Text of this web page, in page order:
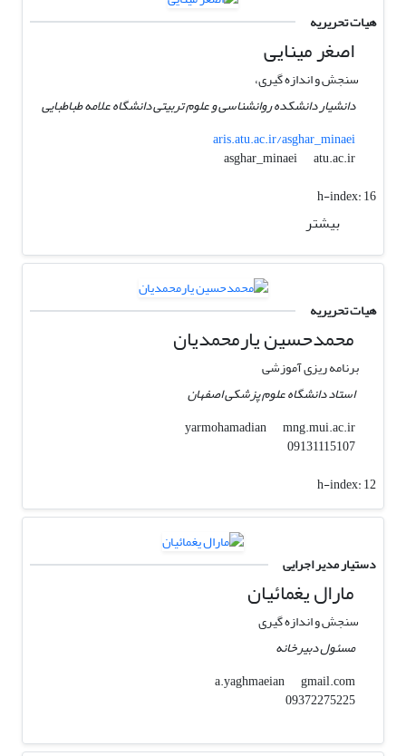
هیات تحریریه
اصغر مینایی
سنجش و اندازه گیری،
دانشیار دانشکده روانشناسی و علوم تربیتی دانشگاه علامه طباطبایی
aris.atu.ac.ir/asghar_minaei
asghar_minaei
atu.ac.ir
h-index:16
بیشتر
هیات تحریریه
محمدحسین یارمحمدیان
برنامه ریزی آموزشی
استاد دانشگاه علوم پزشکی اصفهان
yarmohamadian
mng.mui.ac.ir
09131115107
h-index:12
دستیار مدیر اجرایی
مارال یغمائیان
سنجش و اندازه گیری
مسئول دبیرخانه
a.yaghmaeian
gmail.com
09372275225